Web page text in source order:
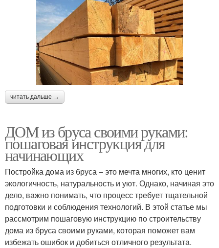
читать дальше →
ДОМ из бруса своими руками:
пошаговая инструкция для
начинающих
Постройка дома из бруса – это мечта многих, кто ценит
экологичность, натуральность и уют. Однако, начиная это
дело, важно понимать, что процесс требует тщательной
подготовки и соблюдения технологий. В этой статье мы
рассмотрим пошаговую инструкцию по строительству
дома из бруса своими руками, которая поможет вам
избежать ошибок и добиться отличного результата.